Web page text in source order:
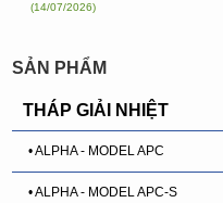
(14/07/2026)
SẢN PHẨM
THÁP GIẢI NHIỆT
• ALPHA - MODEL APC
• ALPHA - MODEL APC-S